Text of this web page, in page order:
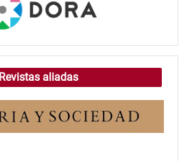
Revistas aliadas